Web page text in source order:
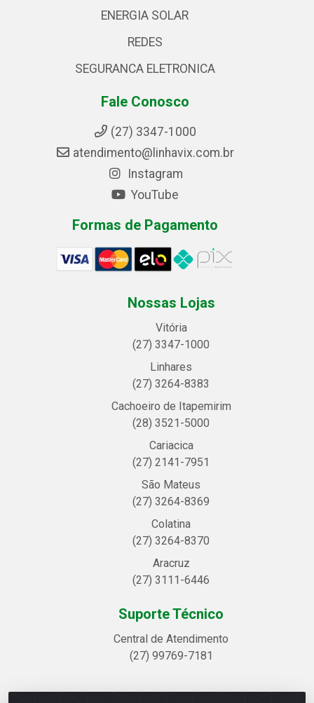
ENERGIA SOLAR
REDES
SEGURANCA ELETRONICA
Fale Conosco
(27) 3347-1000
atendimento@linhavix.com.br
Instagram
YouTube
Formas de Pagamento
Nossas Lojas
Vitória
(27) 3347-1000
Linhares
(27) 3264-8383
Cachoeiro de Itapemirim
(28) 3521-5000
Cariacica
(27) 2141-7951
São Mateus
(27) 3264-8369
Colatina
(27) 3264-8370
Aracruz
(27) 3111-6446
Suporte Técnico
Central de Atendimento
(27) 99769-7181